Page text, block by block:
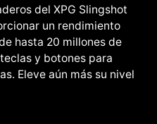
del XPG Slingshot
un rendimiento
hasta 20 millones de
y botones para
Eleve aún más su nivel